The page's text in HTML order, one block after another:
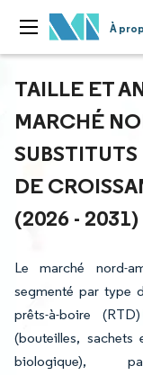
À
TAILLE ET
MARCHÉ
DE
(2026 - 2031)
Le marché nord-
segmenté par type
prêts-à-boire
(bouteilles, sachets
biologique),